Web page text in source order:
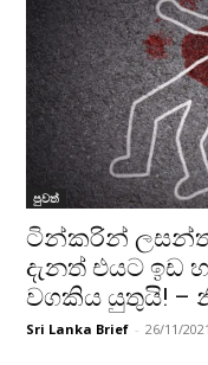
පුවත්
ටින්කරින් ලසන්ත
දැනත් එයට ඉඩ
වගකිය යුතුයි! –
Sri Lanka Brief - 26/11/2021